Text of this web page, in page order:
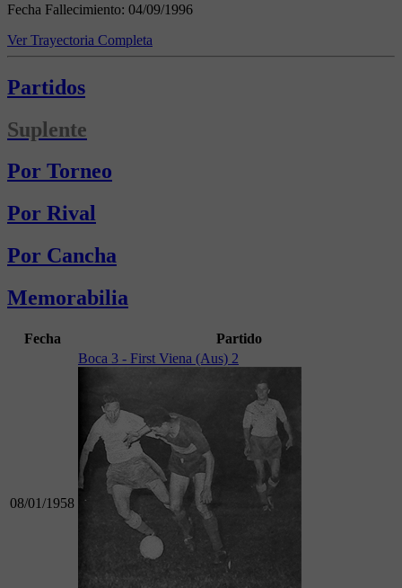
Fecha Fallecimiento: 04/09/1996
Ver Trayectoria Completa
Partidos
Suplente
Por Torneo
Por Rival
Por Cancha
Memorabilia
Fecha Partido
08/01/1958
Boca 3 - First Viena (Aus) 2